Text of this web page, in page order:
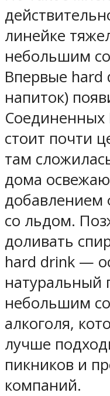
линейке
небольшим
Впервые hard
напиток)
Соединенных
стоит почти
там
дома
добавлением
со льдом.
доливать
hard drink —
натуральный
небольшим
алкоголя,
лучше
пикников и
компаний.